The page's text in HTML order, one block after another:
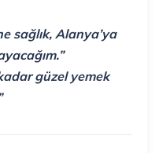
sağlık, Alanya’ya
güzel yemek